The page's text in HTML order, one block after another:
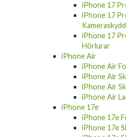
iPhone 17
iPhone 17
Kameraskydd
iPhone 17
Hörlurar
iPhone Air
iPhone Air
iPhone Air
iPhone Air
iPhone Air
iPhone 17e
iPhone 17e
iPhone 17e